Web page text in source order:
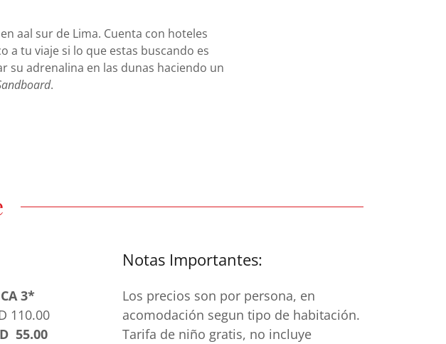
aal sur de Lima. Cuenta con hoteles
tu viaje si lo que estas buscando es
su adrenalina en las dunas haciendo un
.
3*
110.00
55.00
Notas Importantes:
Los precios son por persona, en
acomodación segun tipo de habitación.
Tarifa de niño gratis, no incluye